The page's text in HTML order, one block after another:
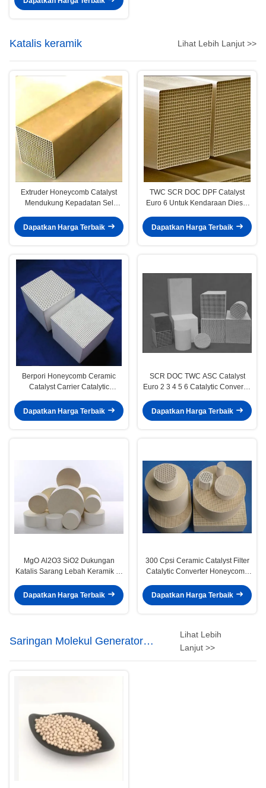
Katalis keramik Lihat Lebih Lanjut >>
Extruder Honeycomb Catalyst
Mendukung Kepadatan Sel
Dapatkan Harga Terbaik
TWC SCR DOC DPF Catalyst
Euro 6 Untuk Kendaraan Diesel
Dapatkan Harga Terbaik
Berpori Honeycomb Ceramic
Catalyst Carrier Catalytic
Dapatkan Harga Terbaik
SCR DOC TWC ASC Catalyst
Euro 2 3 4 5 6 Catalytic Converter
Dapatkan Harga Terbaik
MgO Al2O3 SiO2 Dukungan
Katalis Sarang Lebah Keramik Di
Road On Road
Dapatkan Harga Terbaik
300 Cpsi Ceramic Catalyst Filter
Catalytic Converter Honeycomb
Dapatkan Harga Terbaik
Saringan Molekul Generator
Oksigen
Lihat Lebih
Lanjut >>